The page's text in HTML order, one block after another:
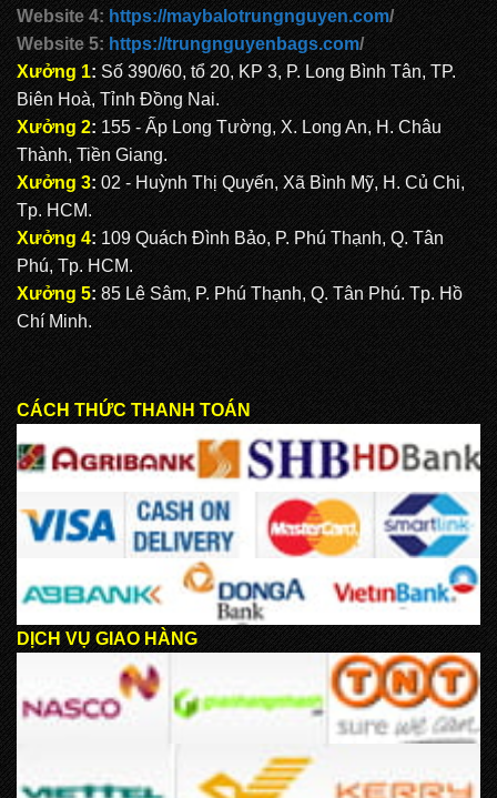
Website 4: https://maybalotrungnguyen.com/
Website 5: https://trungnguyenbags.com/
Xưởng 1: Số 390/60, tổ 20, KP 3, P. Long Bình Tân, TP.
Biên Hoà, Tỉnh Đồng Nai.
Xưởng 2: 155 - Ấp Long Tường, X. Long An, H. Châu
Thành, Tiền Giang.
Xưởng 3: 02 - Huỳnh Thị Quyến, Xã Bình Mỹ, H. Củ Chi,
Tp. HCM.
Xưởng 4: 109 Quách Đình Bảo, P. Phú Thạnh, Q. Tân
Phú, Tp. HCM.
Xưởng 5: 85 Lê Sâm, P. Phú Thạnh, Q. Tân Phú. Tp. Hồ
Chí Minh.
CÁCH THỨC THANH TOÁN
DỊCH VỤ GIAO HÀNG